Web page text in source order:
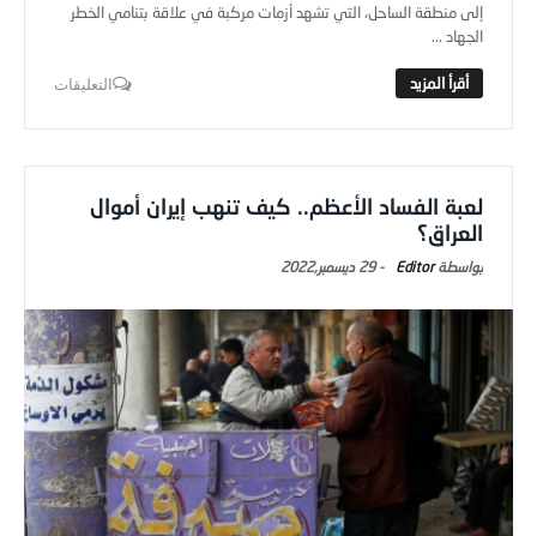
إلى منطقة الساحل، التي تشهد أزمات مركبة في علاقة بتنامي الخطر
الجهاد ...
التعليقات
لعبة الفساد الأعظم.. كيف تنهب إيران أموال
العراق؟
Editor
-29 ديسمبر,2022